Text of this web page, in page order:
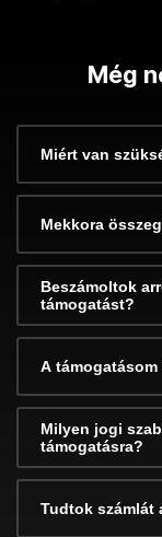
Még
Miért van
Mekkora
Beszámoltok
támogatást?
A
Milyen jogi
támogatásra?
Tudtok számlát